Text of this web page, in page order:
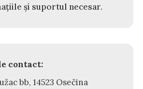
și suportul necesar.
contact:
bb, 14523 Osečina